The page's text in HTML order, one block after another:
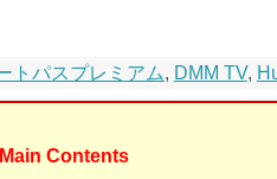
トパスプレミアム, DMM TV,
Main Contents